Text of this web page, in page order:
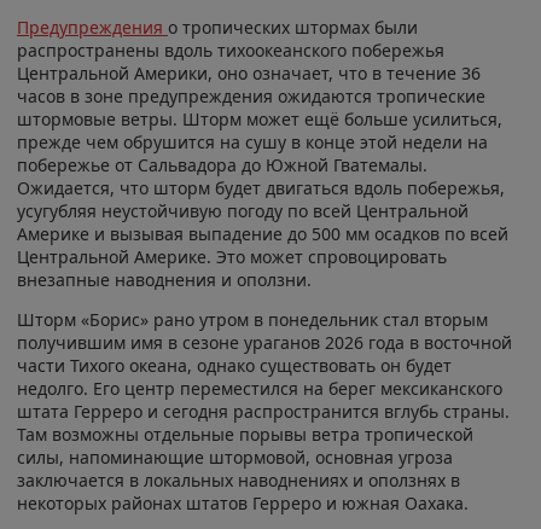
Предупреждения о тропических штормах были
распространены вдоль тихоокеанского побережья
Центральной Америки, оно означает, что в течение 36
часов в зоне предупреждения ожидаются тропические
штормовые ветры. Шторм может ещё больше усилиться,
прежде чем обрушится на сушу в конце этой недели на
побережье от Сальвадора до Южной Гватемалы.
Ожидается, что шторм будет двигаться вдоль побережья,
усугубляя неустойчивую погоду по всей Центральной
Америке и вызывая выпадение до 500 мм осадков по всей
Центральной Америке. Это может спровоцировать
внезапные наводнения и оползни.
Шторм «Борис» рано утром в понедельник стал вторым
получившим имя в сезоне ураганов 2026 года в восточной
части Тихого океана, однако существовать он будет
недолго. Его центр переместился на берег мексиканского
штата Герреро и сегодня распространится вглубь страны.
Там возможны отдельные порывы ветра тропической
силы, напоминающие штормовой, основная угроза
заключается в локальных наводнениях и оползнях в
некоторых районах штатов Герреро и южная Оахака.